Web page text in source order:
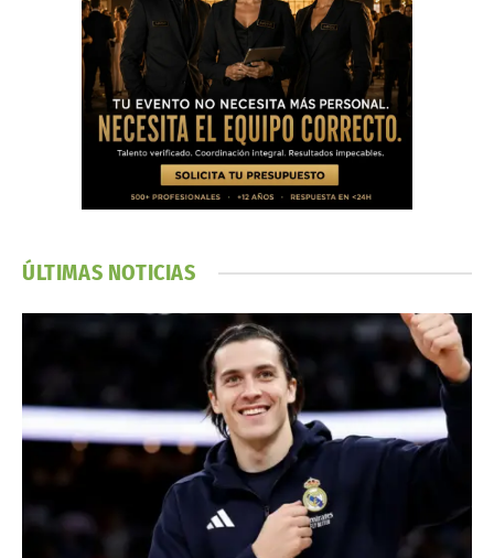
ÚLTIMAS NOTICIAS